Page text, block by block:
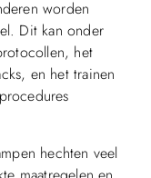
worden
Dit kan onder
het
en het trainen
hechten veel